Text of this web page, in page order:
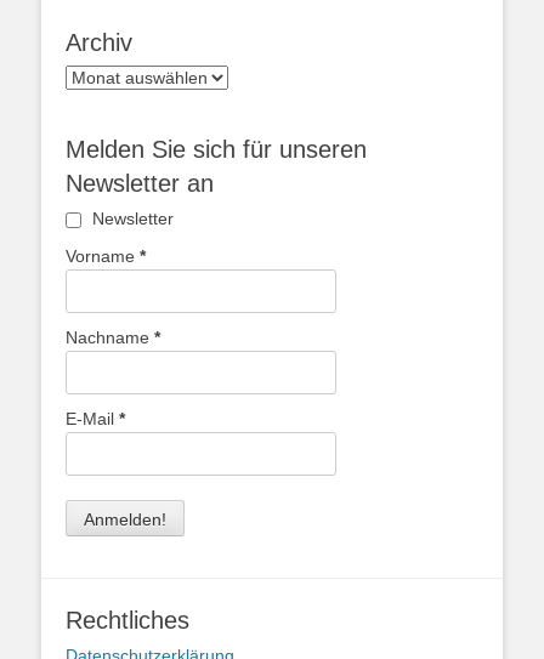
Archiv
Archiv
Melden Sie sich für unseren
Newsletter an
Newsletter
Vorname *
Nachname *
E-Mail *
Rechtliches